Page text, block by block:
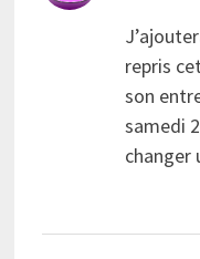
repris
son
samedi
changer